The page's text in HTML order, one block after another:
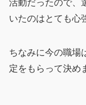
活動だったので、
いたのはとても心
ちなみに今の職場
定をもらって決め